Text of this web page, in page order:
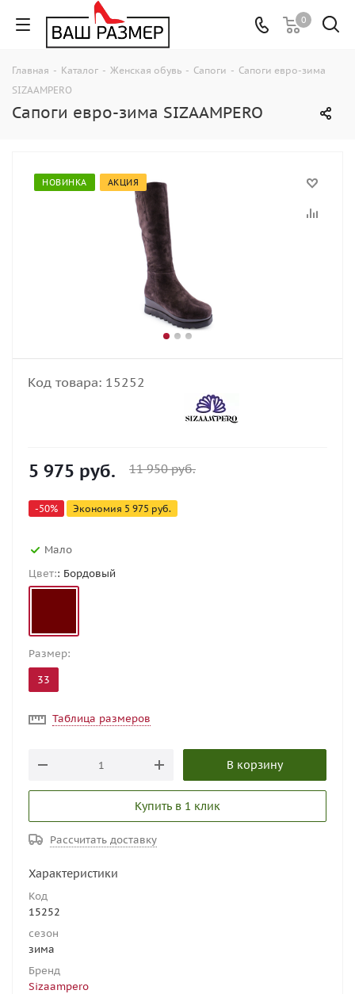
0
Главная - Каталог - Женская обувь - Сапоги - Сапоги евро-зима
SIZAAMPERO
Сапоги евро-зима SIZAAMPERO
НОВИНКА АКЦИЯ
Код товара: 15252
5 975 руб. 11 950руб.
-50% Экономия 5 975 руб.
Мало
Цвет:: Бордовый
Размер:
33
Таблица размеров
В корзину
Купить в 1 клик
Рассчитать доставку
Характеристики
Код
15252
сезон
зима
Бренд
Sizaampero